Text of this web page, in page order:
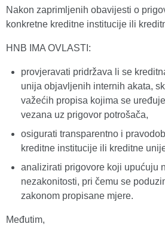
Nakon zaprimljenih obavijesti o
konkretne kreditne institucije ili
HNB IMA OVLASTI:
provjeravati pridržava li se
unija objavljenih internih akata,
važećih propisa kojima se
vezana uz prigovor potrošača,
osigurati transparentno i
kreditne institucije ili kreditne
analizirati prigovore koji upućuju
nezakonitosti, pri čemu se
zakonom propisane mjere.
Međutim,